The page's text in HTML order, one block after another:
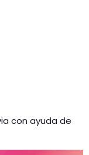
con ayuda de